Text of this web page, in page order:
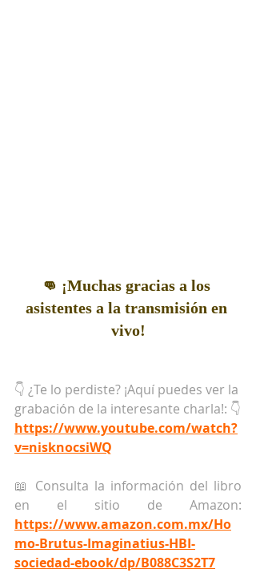
👊 ¡Muchas gracias a los
asistentes a la transmisión en
vivo!
👇 ¿Te lo perdiste? ¡Aquí puedes ver la
grabación de la interesante charla!: 👇
https://www.youtube.com/watch?
v=nisknocsiWQ
📖 Consulta la información del libro
https://www.amazon.com.mx/Ho
mo-Brutus-Imaginatius-HBI-
sociedad-ebook/dp/B088C3S2T7